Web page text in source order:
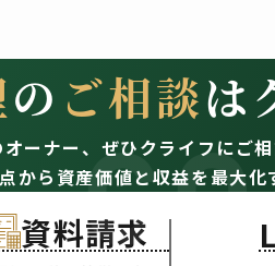
の ご相談は
ーナー、 ぜひクライフにご相
ら資産価値と収益を最大化
資料請求